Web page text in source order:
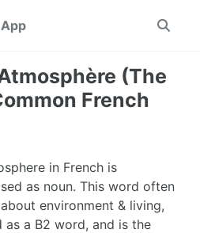
Toggle
(The
French
in French is
as noun. This word often
environment & living,
a B2 word, and is the